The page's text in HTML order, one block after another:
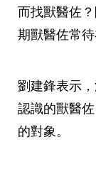
而找獸醫佐
期獸醫佐常
劉建鋒表示
認識的獸醫
的對象。